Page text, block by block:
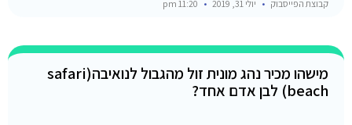
קבוצת הפייסבוק יולי 31, 2019
מישהו מכיר נהג מונית זול מהגבול לנואיבה(safari
beach) לבן אדם אחד?